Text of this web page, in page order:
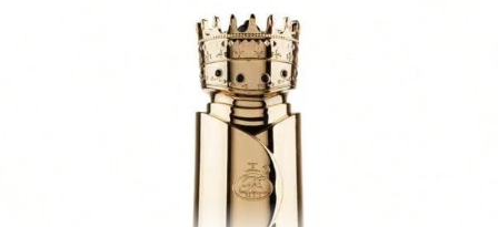
otti con una durata di conservazione totale > 30 mesi: la dicitura PAO è
contrassegnata da un simbolo di un barattolo aperto + M, dove M rappr
esenta i mesi. Nota: i prodotti con imballaggio monouso, i prodotti non a
pribili e altri articoli specificati sono esenti dall'obbligo di marcatura PA
O. Fare riferimento esclusivamente alle indicazioni stampate sulla confe
zione fisica del prodotto; interrompere immediatamente l'uso in caso di